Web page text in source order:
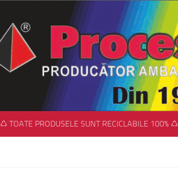
♺ TOATE PRODUSELE SUNT RECICLABILE 100% ♺